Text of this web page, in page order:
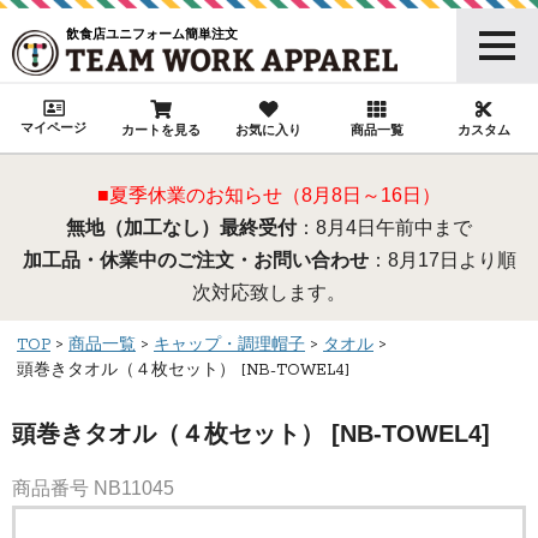
飲食店ユニフォーム簡単注文
マイページ カートを見る お気に入り 商品一覧 カスタム
■夏季休業のお知らせ（8月8日～16日）
無地（加工なし）最終受付：8月4日午前中まで
加工品・休業中のご注文・お問い合わせ：8月17日より順
次対応致します。
TOP 商品一覧 キャップ・調理帽子
タオル
頭巻きタオル（４枚セット） [NB-TOWEL4]
頭巻きタオル（４枚セット） [NB-TOWEL4]
商品番号 NB11045